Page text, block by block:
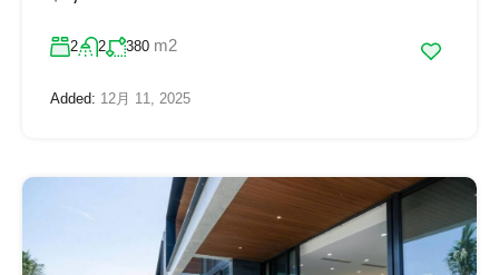
2 2 380 m2
Added: 12月 11, 2025